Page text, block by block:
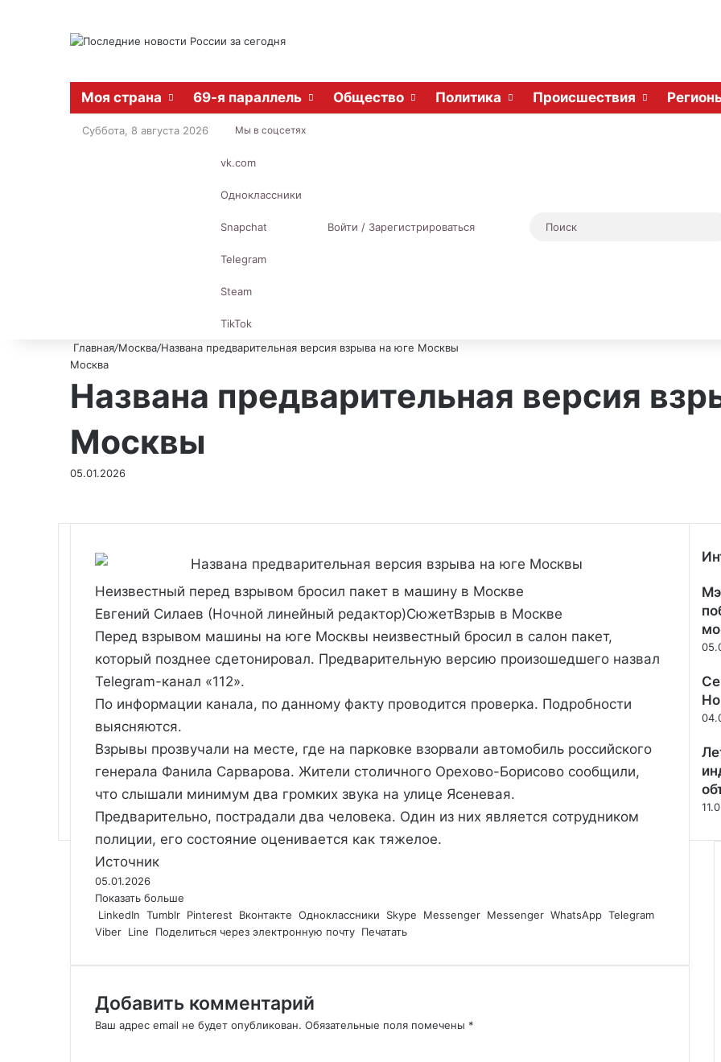
Моя страна 69-я параллель Общество Политика Происшествия
Суббота, 8 августа 2026 Мы в соцсетях
vk.com
Одноклассники
Snapchat
Telegram
Steam
TikTok
Войти / Зарегистрироваться Случайная статья
Sidebar
Главная/Москва/Названа предварительная версия взрыва на юге Москвы
Москва
Названа предварительная версия
Москвы
05.01.2026
Неизвестный перед взрывом бросил пакет в машину в Москве
Евгений Силаев (Ночной линейный редактор)СюжетВзрыв в Москве
Перед взрывом машины на юге Москвы неизвестный бросил в салон пакет,
который позднее сдетонировал. Предварительную версию произошедшего назвал
Telegram-канал «112».
По информации канала, по данному факту проводится проверка. Подробности
выясняются.
Взрывы прозвучали на месте, где на парковке взорвали автомобиль российского
генерала Фанила Сарварова. Жители столичного Орехово-Борисово сообщили,
что слышали минимум два громких звука на улице Ясеневая.
Предварительно, пострадали два человека. Один из них является сотрудником
полиции, его состояние оценивается как тяжелое.
Источник
05.01.2026
Показать больше
LinkedIn Tumblr Pinterest Вконтакте Одноклассники Skype Messenger Messenger WhatsApp Telegram
Viber Line Поделиться через электронную почту Печатать
Добавить комментарий
Ваш адрес email не будет опубликован. Обязательные поля помечены *
а
к
р
ы
ь